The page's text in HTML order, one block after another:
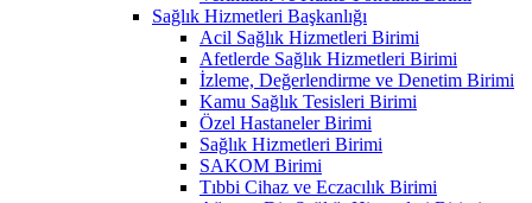
Sağlık Hizmetleri Başkanlığı
Acil Sağlık Hizmetleri Birimi
Afetlerde Sağlık Hizmetleri Birimi
İzleme, Değerlendirme ve Denetim Birimi
Kamu Sağlık Tesisleri Birimi
Özel Hastaneler Birimi
Sağlık Hizmetleri Birimi
SAKOM Birimi
Tıbbi Cihaz ve Eczacılık Birimi